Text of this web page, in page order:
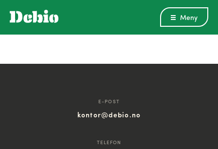
E-POST
kontor@debio.no
TELEFON
Meny